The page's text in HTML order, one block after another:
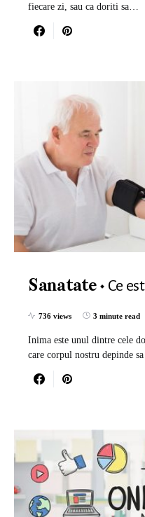
fiecare zi, sau ca doriti sa…
Sanatate Ce
736 views 3 minute read
Inima este unul dintre cele
care corpul nostru depinde